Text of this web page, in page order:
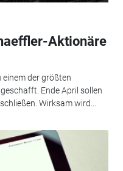
Aktionäre
einem der größten
Ende April sollen
Wirksam wird...